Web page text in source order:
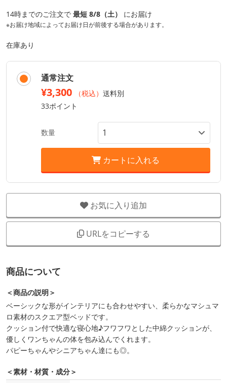
14時までのご注文で 最短 8/8（土） にお届け
※お届け地域によってお届け日が前後する場合があります。
在庫あり
通常注文
¥3,300 （税込） 送料別
33ポイント
数量
カートに入れる
お気に入り追加
URLをコピーする
商品について
＜商品の説明＞
ベーシックな形がインテリアにも合わせやすい、柔らかなマシュマ
ロ素材のスクエア型ベッドです。
クッション付で快適な寝心地♪フワフワとした中綿クッションが、
優しくワンちゃんの体を包み込んでくれます。
パピーちゃんやシニアちゃん達にも◎。
＜素材・材質・成分＞